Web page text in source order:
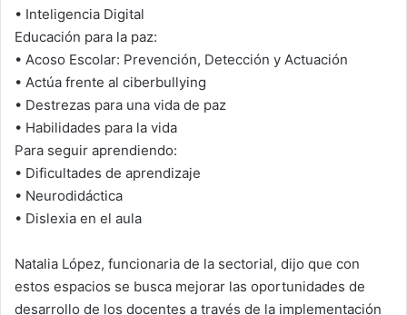
• Inteligencia Digital
Educación para la paz:
• Acoso Escolar: Prevención, Detección y Actuación
• Actúa frente al ciberbullying
• Destrezas para una vida de paz
• Habilidades para la vida
Para seguir aprendiendo:
• Dificultades de aprendizaje
• Neurodidáctica
• Dislexia en el aula
Natalia López, funcionaria de la sectorial, dijo que con
estos espacios se busca mejorar las oportunidades de
desarrollo de los docentes a través de la implementación